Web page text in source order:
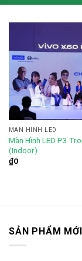
MÀN HÌNH LED
Màn Hình LED P3
(Indoor)
₫0
SẢN PHẨM